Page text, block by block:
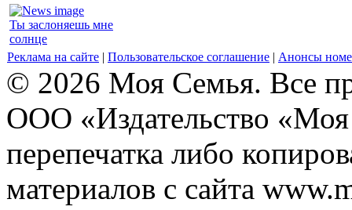
Ты заслоняешь мне
солнце
Реклама на сайте | Пользовательское соглашение | Анонсы
© 2026 Моя Семья. Все
ООО «Издательство
перепечатка либо
материалов с сайта